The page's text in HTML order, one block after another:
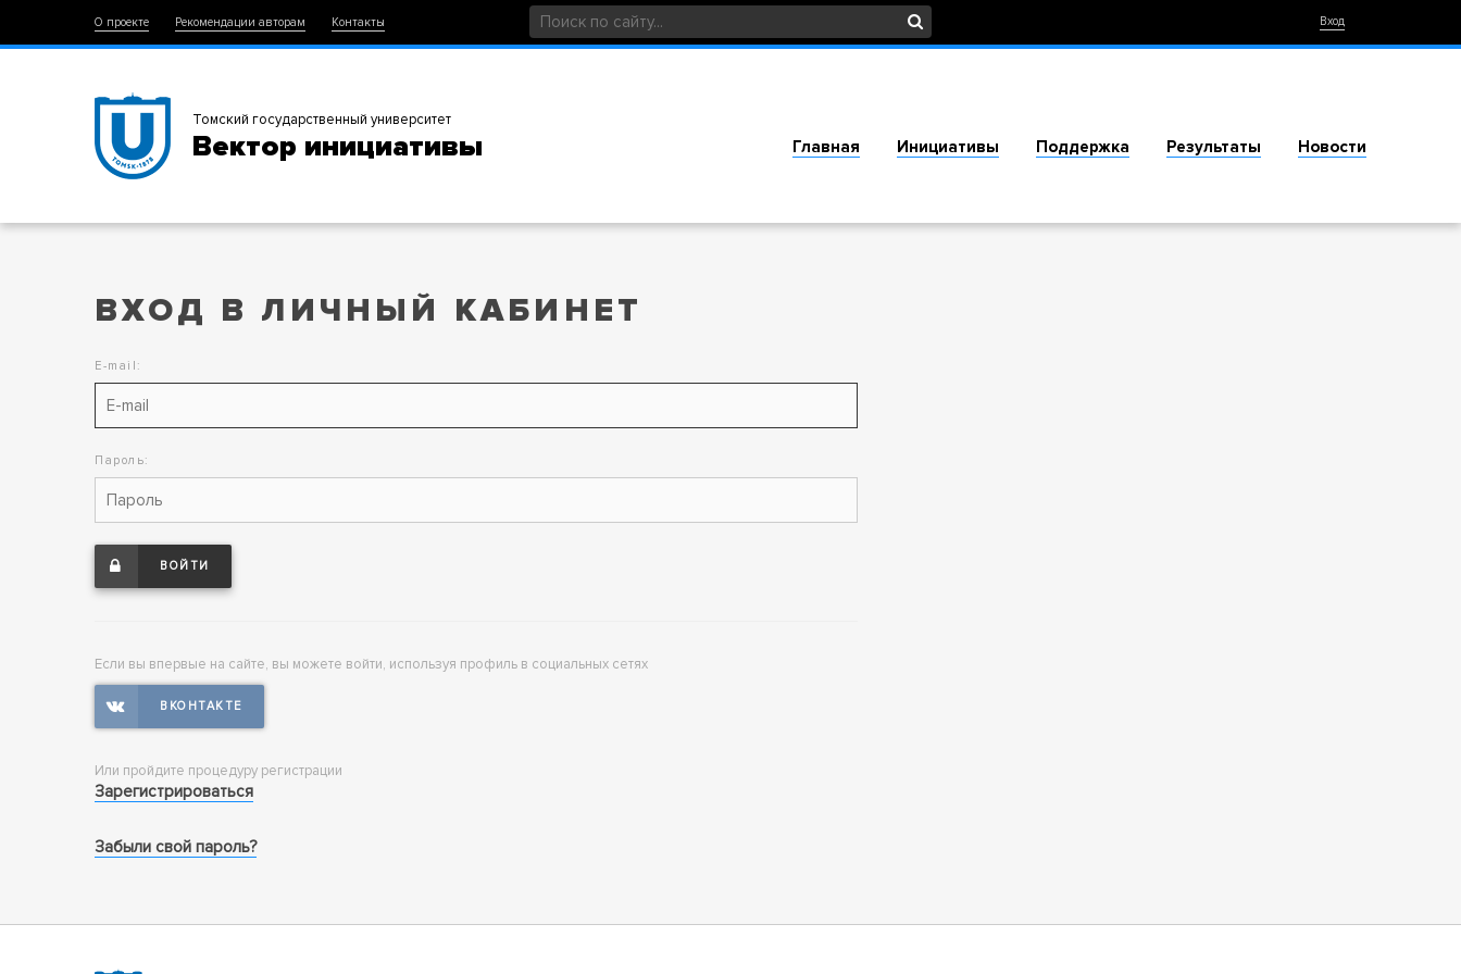
О проекте Рекомендации авторам Контакты Вход
Томский государственный университет
Вектор инициативы Главная Инициативы Поддержка Результаты Новости
ВХОД В ЛИЧНЫЙ КАБИНЕТ
E-mail:
Пароль:
ВОЙТИ
Если вы впервые на сайте, вы можете войти, используя профиль в социальных сетях
Или пройдите процедуру регистрации
Зарегистрироваться
Забыли свой пароль?